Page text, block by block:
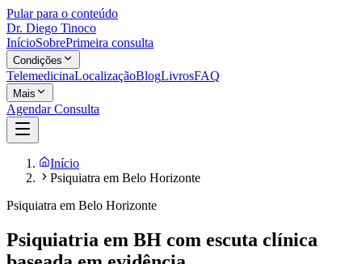
Pular para o conteúdo
Dr. Diego Tinoco
InícioSobrePrimeira consulta
Condições
TelemedicinaLocalizaçãoBlogLivrosFAQ
Mais
Agendar Consulta
Início
Psiquiatra em Belo Horizonte
Psiquiatra em Belo Horizonte
Psiquiatria em BH com escuta clínica